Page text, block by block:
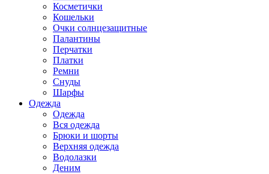
Косметички
Кошельки
Очки солнцезащитные
Палантины
Перчатки
Платки
Ремни
Снуды
Шарфы
Одежда
Одежда
Вся одежда
Брюки и шорты
Верхняя одежда
Водолазки
Деним